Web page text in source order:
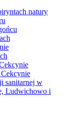
natury
sanitarnej w
Ludwichowo i